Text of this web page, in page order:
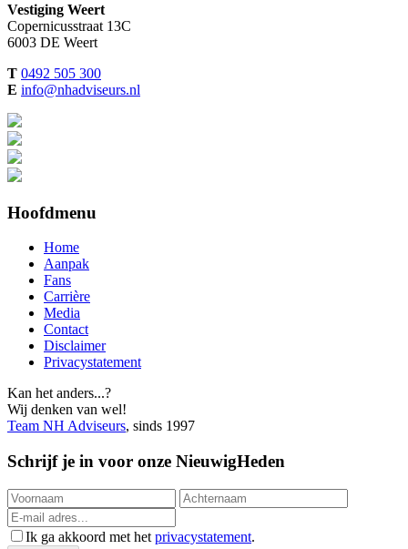
Vestiging Weert
Copernicusstraat 13C
6003 DE Weert
T 0492 505 300
E info@nhadviseurs.nl
Hoofdmenu
Home
Aanpak
Fans
Carrière
Media
Contact
Disclaimer
Privacystatement
Kan het anders...?
Wij denken van wel!
Team NH Adviseurs, sinds 1997
Schrijf je in voor onze NieuwigHeden
Ik ga akkoord met het privacystatement.